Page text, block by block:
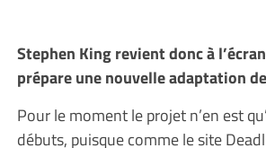
Stephen King revient donc à
prépare une nouvelle adaptation
Pour le moment le projet n’en est
débuts, puisque comme le site